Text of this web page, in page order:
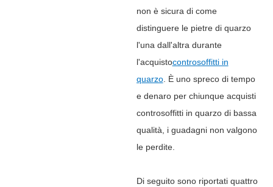
non è sicura di come
distinguere le pietre di quarzo
l'una dall'altra durante
l'acquistocontrosoffitti in
quarzo. È uno spreco di tempo
e denaro per chiunque acquisti
controsoffitti in quarzo di bassa
qualità, i guadagni non valgono
le perdite.
Di seguito sono riportati quattro